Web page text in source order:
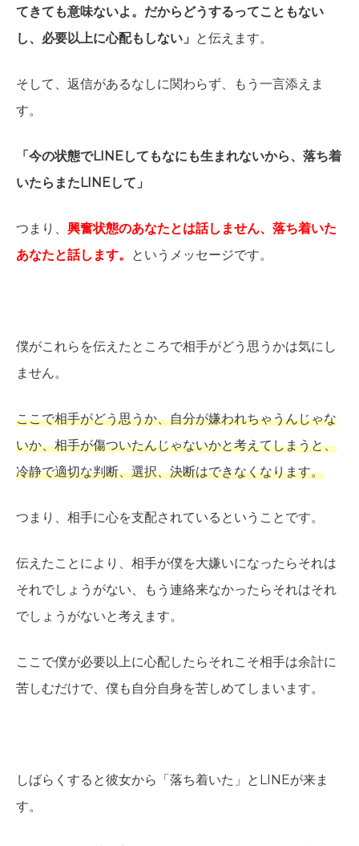
てきても意味ないよ。だからどうするってこともない
し、必要以上に心配もしない」 と伝えます。
そして、返信があるなしに関わらず、もう一言添えま
す。
「今の状態でLINEしてもなにも生まれないから、落ち着
いたらまたLINEして」
つまり、 興奮状態のあなたとは話しません、落ち着いた
あなたと話します。
というメッセージです。
僕がこれらを伝えたところで相手がどう思うかは気にし
ません。
ここで相手がどう思うか、自分が嫌われちゃうんじゃな
いか、相手が傷ついたんじゃないかと考えてしまうと、
冷静で適切な判断、選択、決断はできなくなります。
つまり、相手に心を支配されているということです。
伝えたことにより、相手が僕を大嫌いになったらそれは
それでしょうがない、もう連絡来なかったらそれはそれ
でしょうがないと考えます。
ここで僕が必要以上に心配したらそれこそ相手は余計に
苦しむだけで、僕も自分自身を苦しめてしまいます。
しばらくすると彼女から「落ち着いた」とLINEが来ま
す。